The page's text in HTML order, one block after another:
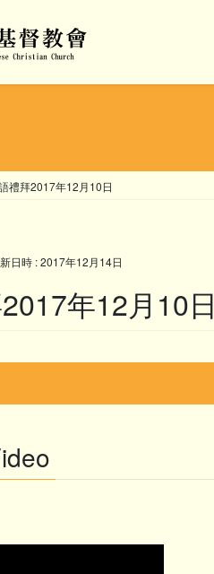
禮拜2017年12月10日
日時 :2017年12月14日
年12月10日